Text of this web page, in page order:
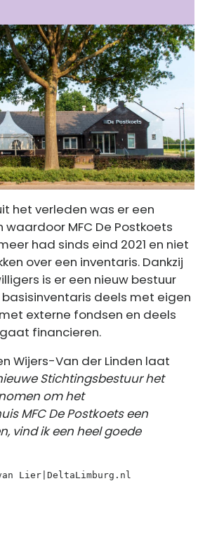
het verleden was er een
MFC De Postkoets
had sinds eind 2021 en niet
over een inventaris. Dankzij
is er een nieuw bestuur
deels met eigen
externe fondsen en deels
financieren.
Wijers-Van der Linden laat
Stichtingsbestuur het
om het
MFC De Postkoets een
vind ik een heel goede
Lier|DeltaLimburg.nl